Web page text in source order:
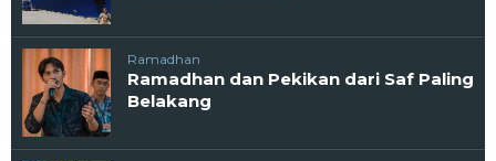
Ramadhan
Ramadhan dan Pekikan dari Saf Paling
Belakang